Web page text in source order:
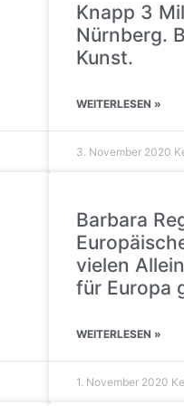
Knapp 3
Nürnberg.
Kunst.
WEITERLESEN »
3. November 2020
Barbara
vielen
für Europa
WEITERLESEN »
1. November 2020